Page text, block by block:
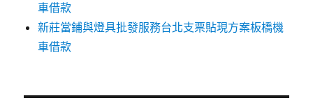
車借款
新莊當鋪與燈具批發服務台北支票貼現方案板橋機
車借款